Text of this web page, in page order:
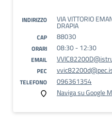
INDIRIZZO VIA VITTORIO
DRAPIA
CAP 88030
ORARI 08:30 - 12:30
EMAIL
PEC
TELEFONO
096361354
Naviga su Google